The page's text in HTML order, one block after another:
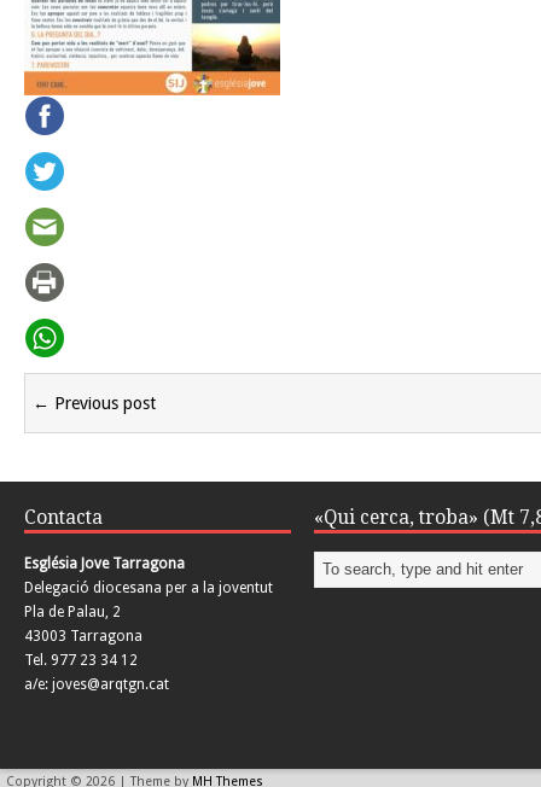
← Previous post
Contacta
Església Jove Tarragona
Delegació diocesana per a la joventut
Pla de Palau, 2
43003 Tarragona
Tel. 977 23 34 12
a/e: joves@arqtgn.cat
«Qui cerca, troba» (Mt
Copyright © 2026 | Theme by MH Themes